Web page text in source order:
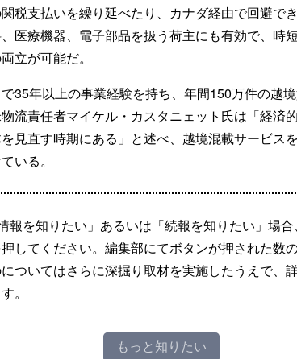
税支払いを繰り延べたり、カナダ経由で回避で
医療機器、電子部品を扱う荷主にも有効で、時
立が可能だ。
35年以上の事業経験を持ち、年間150万件の越
流責任者マイケル・カスタニェット氏は「経済
見直す時期にある」と述べ、越境混載サービス
いる。
報を知りたい」あるいは「続報を知りたい」場
してください。編集部にてボタンが押された数の
ついてはさらに深掘り取材を実施したうえで、
。
もっと知りたい